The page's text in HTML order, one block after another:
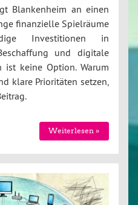
Blankenheim an einen
finanzielle Spielräume
Investitionen in
und digitale
ist keine Option. Warum
klare Prioritäten setzen,
Weiterlesen »